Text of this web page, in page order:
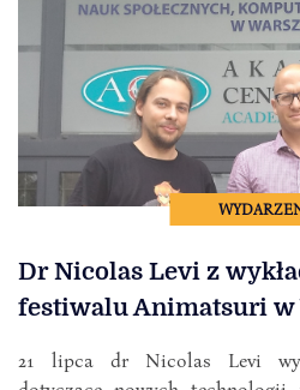
Dr Nicolas Levi z
festiwalu Animatsuri w
21 lipca dr Nicolas Levi